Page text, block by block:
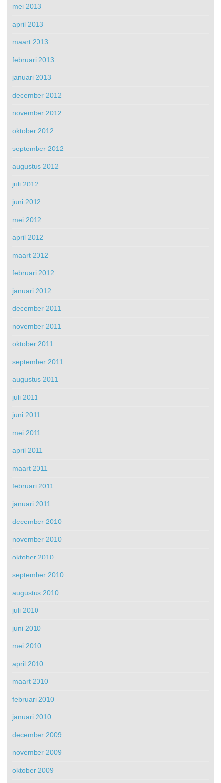
mei 2013
april 2013
maart 2013
februari 2013
januari 2013
december 2012
november 2012
oktober 2012
september 2012
augustus 2012
juli 2012
juni 2012
mei 2012
april 2012
maart 2012
februari 2012
januari 2012
december 2011
november 2011
oktober 2011
september 2011
augustus 2011
juli 2011
juni 2011
mei 2011
april 2011
maart 2011
februari 2011
januari 2011
december 2010
november 2010
oktober 2010
september 2010
augustus 2010
juli 2010
juni 2010
mei 2010
april 2010
maart 2010
februari 2010
januari 2010
december 2009
november 2009
oktober 2009